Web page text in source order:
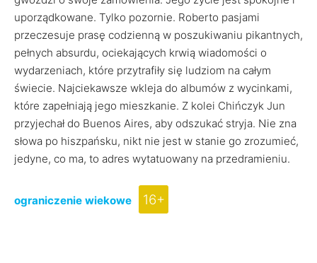
uporządkowane. Tylko pozornie. Roberto pasjami
przeczesuje prasę codzienną w poszukiwaniu pikantnych,
pełnych absurdu, ociekających krwią wiadomości o
wydarzeniach, które przytrafiły się ludziom na całym
świecie. Najciekawsze wkleja do albumów z wycinkami,
które zapełniają jego mieszkanie. Z kolei Chińczyk Jun
przyjechał do Buenos Aires, aby odszukać stryja. Nie zna
słowa po hiszpańsku, nikt nie jest w stanie go zrozumieć,
jedyne, co ma, to adres wytatuowany na przedramieniu.
ograniczenie wiekowe 16+